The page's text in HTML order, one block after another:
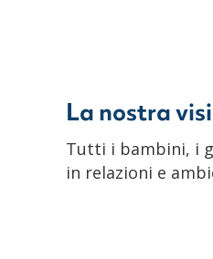
La nostra
Tutti i bambini, i
in relazioni e